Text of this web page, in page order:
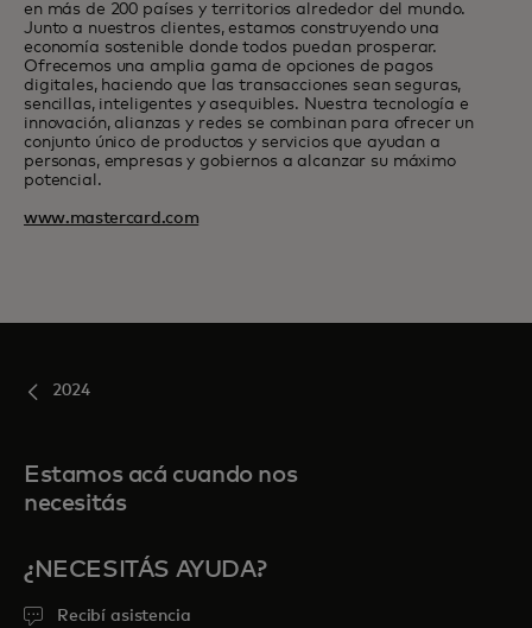
en más de 200 países y territorios alrededor del mundo.
Junto a nuestros clientes, estamos construyendo una
economía sostenible donde todos puedan prosperar.
Ofrecemos una amplia gama de opciones de pagos
digitales, haciendo que las transacciones sean seguras,
sencillas, inteligentes y asequibles. Nuestra tecnología e
innovación, alianzas y redes se combinan para ofrecer un
conjunto único de productos y servicios que ayudan a
personas, empresas y gobiernos a alcanzar su máximo
potencial.
www.mastercard.com
2024
Estamos acá cuando nos
necesitás
¿NECESITÁS AYUDA?
Recibí asistencia